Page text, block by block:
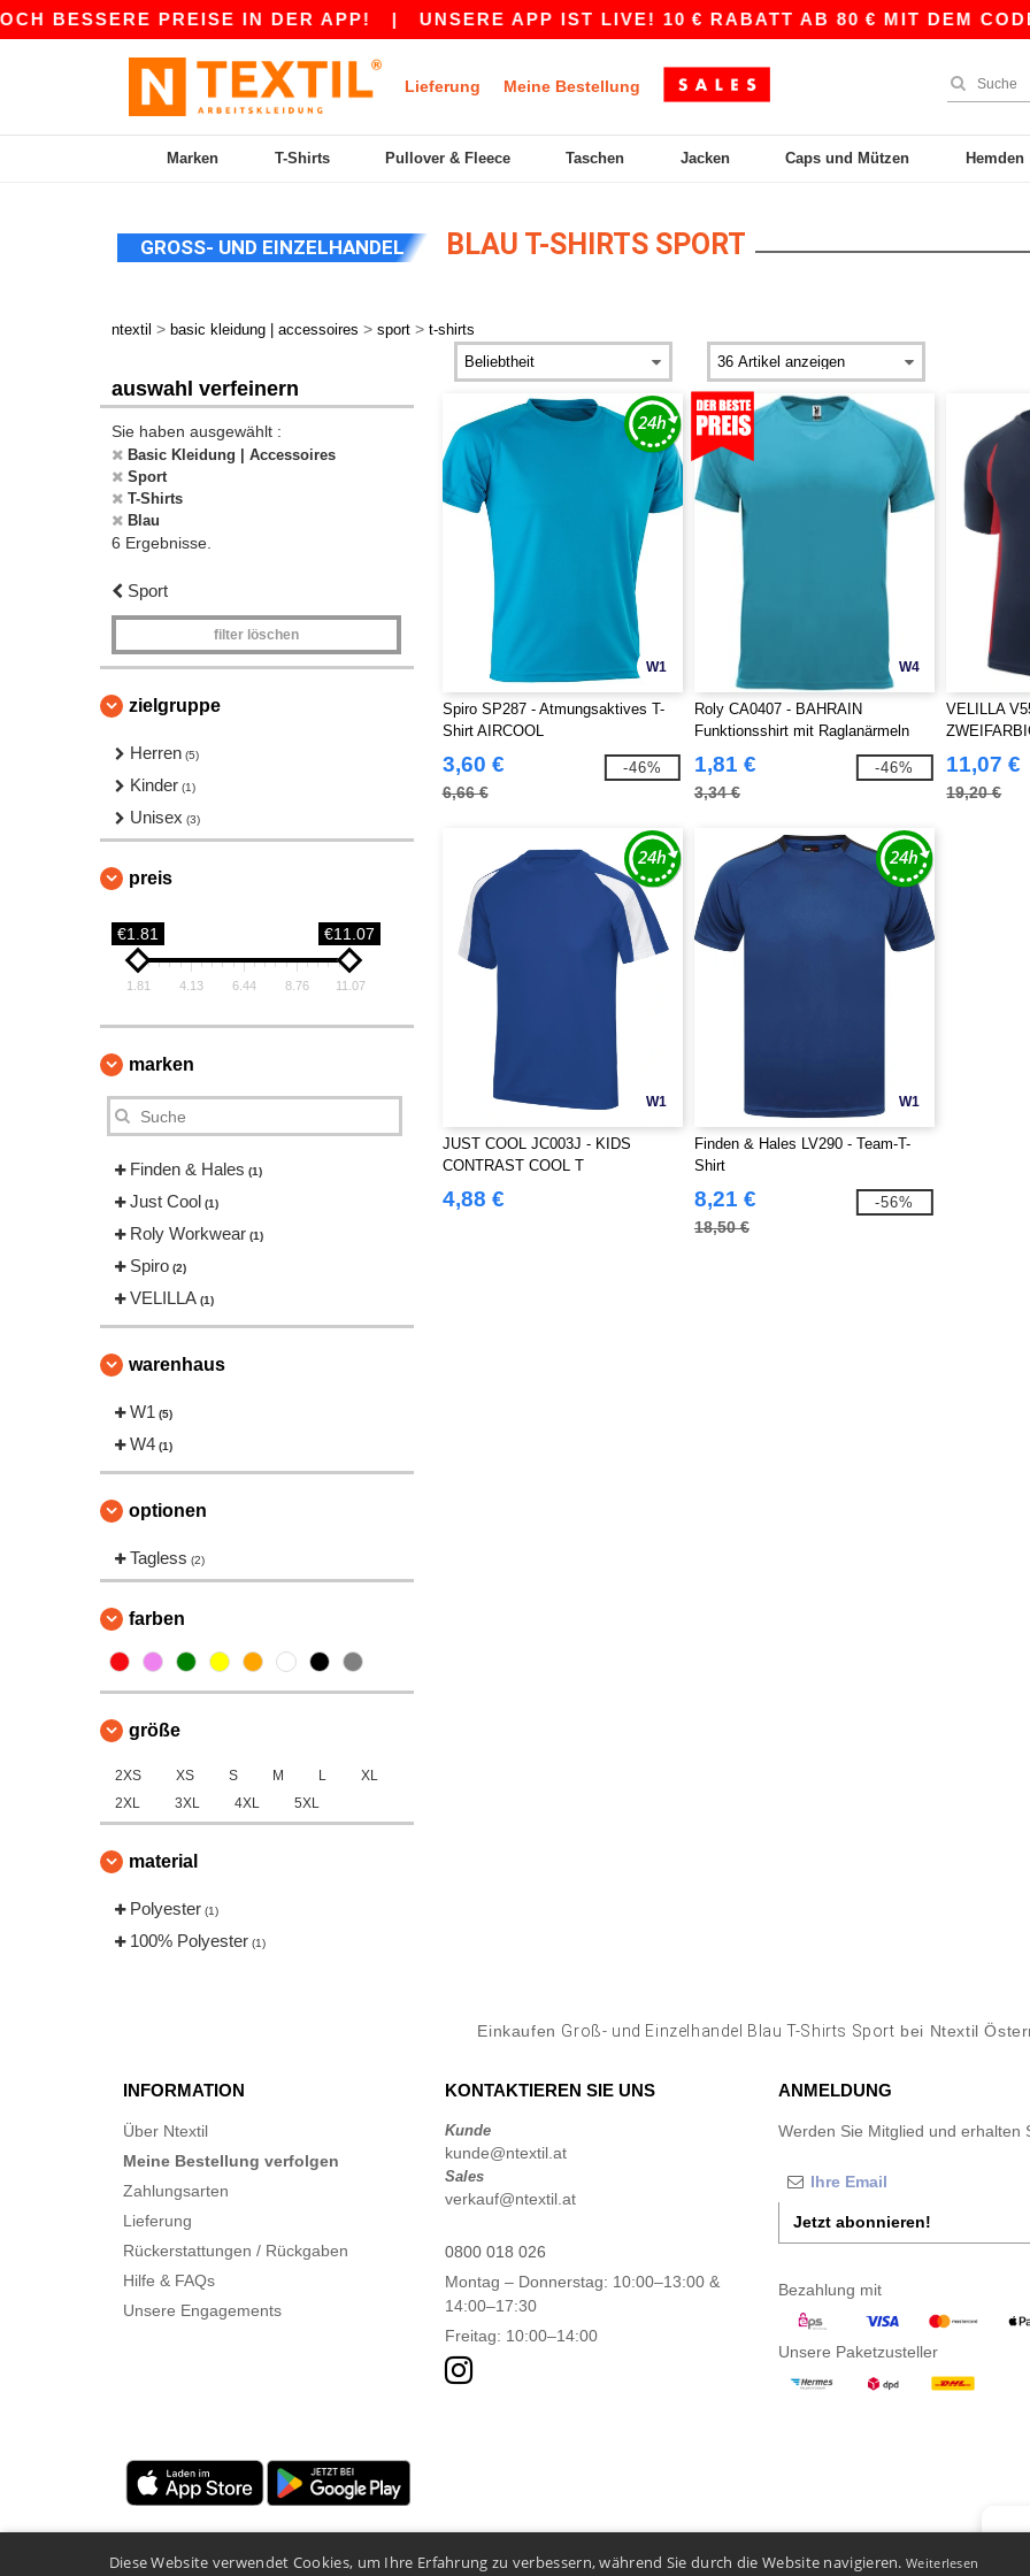
BESSERE PREISE IN DER APP!| UNSERE APP IST LIVE! 10 € RABATT AB 80 € MIT DEM CODE
Lieferung Meine Bestellung
Marken T-Shirts Pullover & Fleece Taschen Jacken Caps und Mützen Hemden
GROSS- UND EINZELHANDEL BLAU T-SHIRTS SPORT
ntextil > basic kleidung | accessoires > sport > t-shirts
auswahl verfeinern
Sie haben ausgewählt :
Basic Kleidung | Accessoires
Sport
T-Shirts
Blau
6 Ergebnisse.
Sport
filter löschen
zielgruppe
Herren (5)
Kinder (1)
Unisex (3)
preis
€1.81 €11.07
1.81 4.13 6.44 8.76 11.07
marken
Finden & Hales (1)
Just Cool (1)
Roly Workwear (1)
Spiro (2)
VELILLA (1)
warenhaus
W1 (5)
W4 (1)
optionen
Tagless (2)
farben
größe
2XS XS S M L
XL
2XL
3XL 4XL 5XL
material
Polyester (1)
100% Polyester (1)
W1
Spiro SP287 - Atmungsaktives T-
Shirt AIRCOOL
3,60 €
6,66 €
-46%
W4
Roly CA0407 - BAHRAIN
Funktionsshirt mit Raglanärmeln
aus CONTROL-DRY Material
1,81 €
3,34 €
-46%
VELILLA
11,07 €
19,20 €
W1
JUST COOL JC003J - KIDS
CONTRAST COOL T
4,88 €
W1
Finden & Hales LV290 - Team-T-
Shirt
8,21 €
18,50 €
-56%
Einkaufen Groß- und Einzelhandel Blau T-Shirts Sport bei Ntextil
INFORMATION
Über Ntextil
Meine Bestellung verfolgen
Zahlungsarten
Lieferung
Rückerstattungen / Rückgaben
Hilfe & FAQs
Unsere Engagements
KONTAKTIEREN SIE UNS
Kunde
kunde@ntextil.at
Sales
verkauf@ntextil.at
0800 018 026
Montag – Donnerstag: 10:00–13:00 &
14:00–17:30
Freitag: 10:00–14:00
ANMELDUNG
Werden Sie Mitglied und erhalten
Jetzt abonnieren!
Bezahlung mit
Unsere Paketzusteller
Diese Website verwendet Cookies, um Ihre Erfahrung zu verbessern, während Sie durch die Website navigieren.Weiterlesen